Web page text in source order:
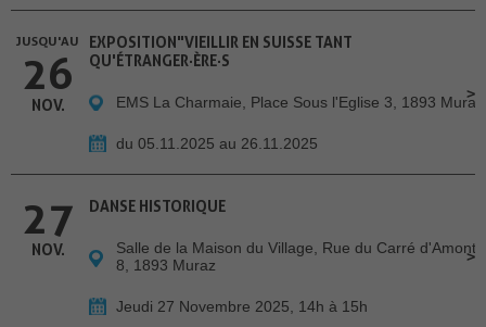
JUSQU'AU
26
NOV.
EXPOSITION"VIEILLIR EN SUISSE TANT
QU'ÉTRANGER·ÈRE·S
EMS La Charmaie, Place Sous l'Eglise 3, 1893 Muraz
du 05.11.2025 au 26.11.2025
27
NOV.
DANSE HISTORIQUE
Salle de la Maison du Village, Rue du Carré d'Amont
8, 1893 Muraz
Jeudi 27 Novembre 2025, 14h à 15h